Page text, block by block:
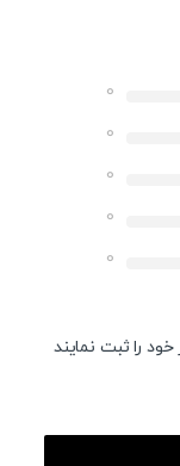
0
0
0
0
0
را ثبت نمایند